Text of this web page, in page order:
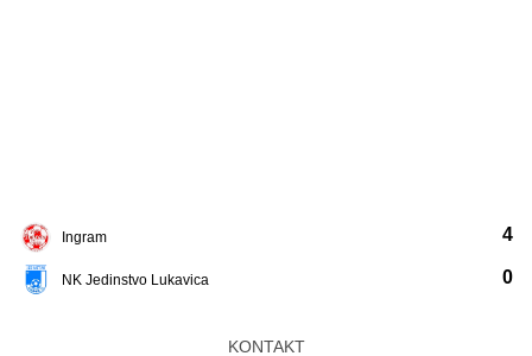
Ingram
NK Jedinstvo Lukavica
4
0
KONTAKT